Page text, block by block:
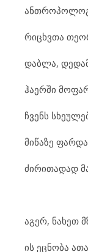
ანთროპოლო
რიცხვთა თეო
დაბლა, დედა
ჰაერში მო
ჩვენს სხეუ
მიწაზე ფარდა
ძირითადად
აგერ, ნახეთ
ის ეცნობა ათ